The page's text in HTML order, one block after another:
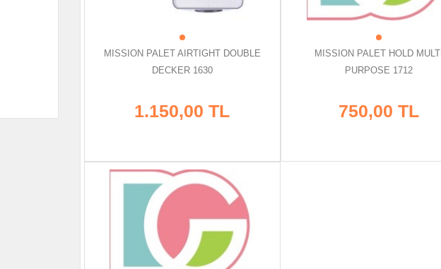
MISSION PALET AIRTIGHT DOUBLE
DECKER 1630
1.150,00 TL
MISSION PALET HOLD MULTI
PURPOSE 1712
750,00 TL